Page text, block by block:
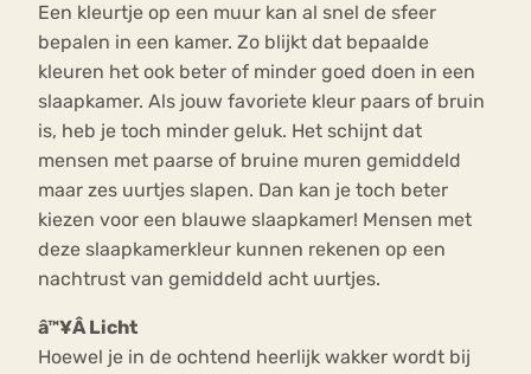
Een kleurtje op een muur kan al snel de sfeer
bepalen in een kamer. Zo blijkt dat bepaalde
kleuren het ook beter of minder goed doen in een
slaapkamer. Als jouw favoriete kleur paars of bruin
is, heb je toch minder geluk. Het schijnt dat
mensen met paarse of bruine muren gemiddeld
maar zes uurtjes slapen. Dan kan je toch beter
kiezen voor een blauwe slaapkamer! Mensen met
deze slaapkamerkleur kunnen rekenen op een
nachtrust van gemiddeld acht uurtjes.
â™¥Â Licht
Hoewel je in de ochtend heerlijk wakker wordt bij